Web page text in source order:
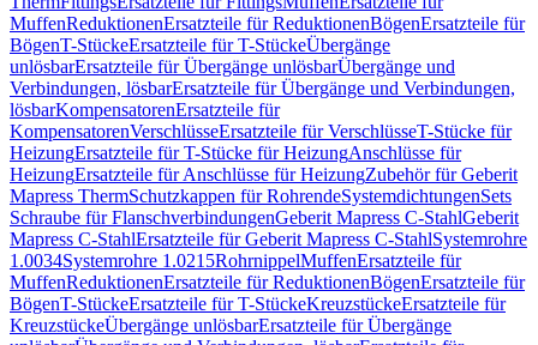
MuffenReduktionenErsatzteile für ReduktionenBögenErsatzteile für
BögenT-StückeErsatzteile für T-StückeÜbergänge
unlösbarErsatzteile für Übergänge unlösbarÜbergänge und
Verbindungen, lösbarErsatzteile für Übergänge und Verbindungen,
lösbarKompensatorenErsatzteile für
KompensatorenVerschlüsseErsatzteile für VerschlüsseT-Stücke für
HeizungErsatzteile für T-Stücke für HeizungAnschlüsse für
HeizungErsatzteile für Anschlüsse für HeizungZubehör für Geberit
Mapress ThermSchutzkappen für RohrendeSystemdichtungenSets
Schraube für FlanschverbindungenGeberit Mapress C-StahlGeberit
Mapress C-StahlErsatzteile für Geberit Mapress C-StahlSystemrohre
1.0034Systemrohre 1.0215RohrnippelMuffenErsatzteile für
MuffenReduktionenErsatzteile für ReduktionenBögenErsatzteile für
BögenT-StückeErsatzteile für T-StückeKreuzstückeErsatzteile für
KreuzstückeÜbergänge unlösbarErsatzteile für Übergänge